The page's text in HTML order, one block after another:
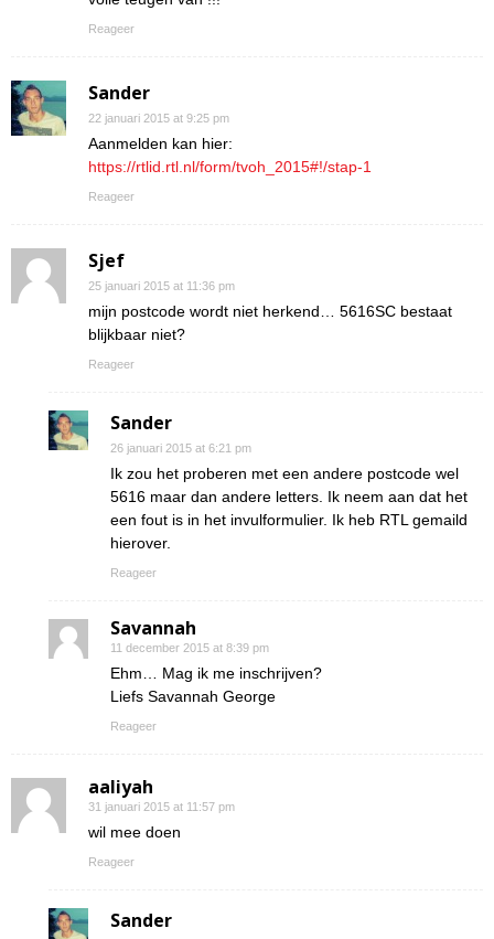
Reageer
Sander
22 januari 2015 at 9:25 pm
Aanmelden kan hier:
https://rtlid.rtl.nl/form/tvoh_2015#!/stap-1
Reageer
Sjef
25 januari 2015 at 11:36 pm
mijn postcode wordt niet herkend… 5616SC bestaat
blijkbaar niet?
Reageer
Sander
26 januari 2015 at 6:21 pm
Ik zou het proberen met een andere postcode wel
5616 maar dan andere letters. Ik neem aan dat het
een fout is in het invulformulier. Ik heb RTL gemaild
hierover.
Reageer
Savannah
11 december 2015 at 8:39 pm
Ehm… Mag ik me inschrijven?
Liefs Savannah George
Reageer
aaliyah
31 januari 2015 at 11:57 pm
wil mee doen
Reageer
Sander